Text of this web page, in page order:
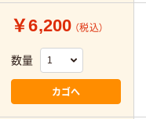
￥6,200 （税込）
数量
カゴへ